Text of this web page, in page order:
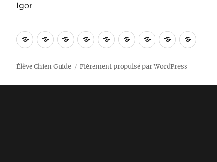
Igor
Bienvenue
VidéosApprentissages
Nos In
ContactConseils
à
Podcasts
Igor
Élève Chien Guide Fièrement propulsé par WordPress